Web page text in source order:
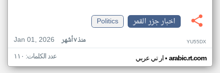
اخبار جزر القمر
Politics
Jan 01, 2026
منذ ٧ أشهر YU55DX
ار تي عربي• arabic.rt.com عدد الكلمات: ١١٠